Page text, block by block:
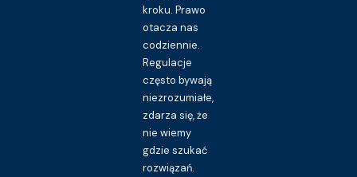
kroku. Prawo
otacza nas
codziennie.
Regulacje
często bywają
niezrozumiałe,
zdarza się, że
nie wiemy
gdzie szukać
rozwiązań.